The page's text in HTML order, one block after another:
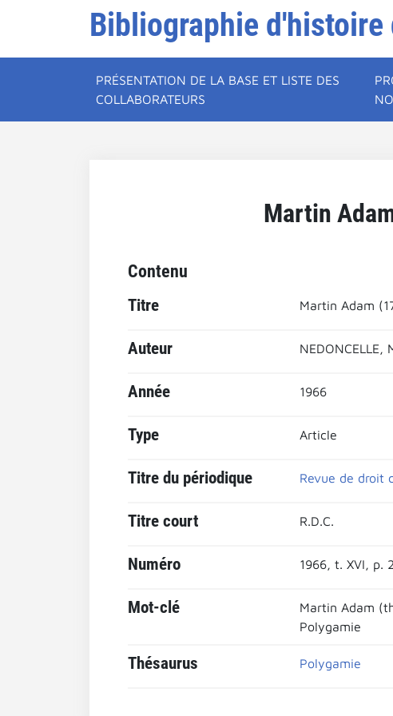
Bibliographie
PRÉSENTATION DE LA BASE ET LISTE DES
COLLABORATEURS
Martin
Contenu
Titre Martin Adam
Auteur NEDONCELLE,
Année 1966
Type Article
Titre du périodique Revue de droit
Titre court R.D.C.
Numéro 1966, t. XVI, p.
Mot-clé
Martin Adam
Polygamie
Thésaurus Polygamie